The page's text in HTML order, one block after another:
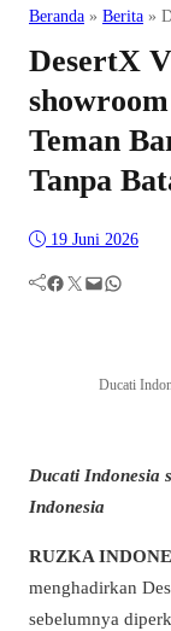
Beranda » Berita »
DesertX
Teman
Tanpa
19 Juni 2026
Facebook Twitter Mail WhatsApp
Ducati
Ducati Indonesia
Indonesia
RUZKA
menghadirkan
sebelumnya